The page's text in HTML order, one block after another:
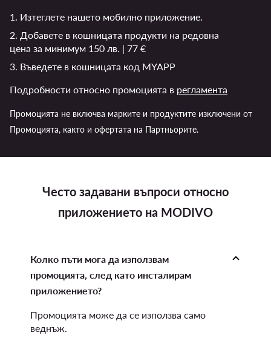
Често задавани въпроси относно
приложението на MODIVO
Колко пъти мога да използвам
промоцията, след като инсталирам
приложението?
Промоцията може да се използва само
веднъж.
1. Изтеглете нашето мобилно приложение.
2. Добавете в кошницата продукти на редовна
цена за минимум 150 лв. | 77 €
3. Въведете в кошницата код MYAPP
Подробности относно промоцията в регламента
Промоцията не включва марките и продуктите изключени от
Промоцията, както и офертата на Партньорите.